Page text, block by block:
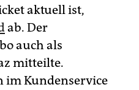
aktuell ist,
ab. Der
auch als
mitteilte.
im Kundenservice